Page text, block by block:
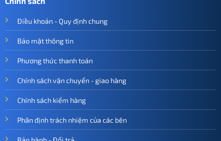
Điều khoản - Quy định chung
Bảo mật thông tin
Phương thức thanh toán
Chính sách vận chuyển - giao hàng
Chính sách kiểm hàng
Phân định trách nhiệm của các bên